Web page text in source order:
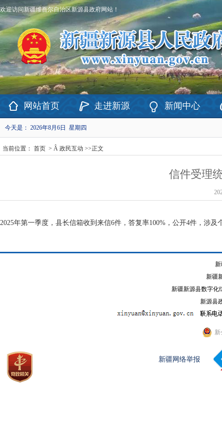
欢迎访问新疆维吾尔自治区新源县政府网站！
网站首页 走进新源 新闻中心
今天是： 2026年8月6日 星期四
当前位置： 首页 > Â 政民互动 >>正文
信件受理
2025年第一季度，县长信箱收到来信6件，答复率100%，公开4件，涉及
新疆
新疆新源县数字化
新源县
新
新疆网络举报